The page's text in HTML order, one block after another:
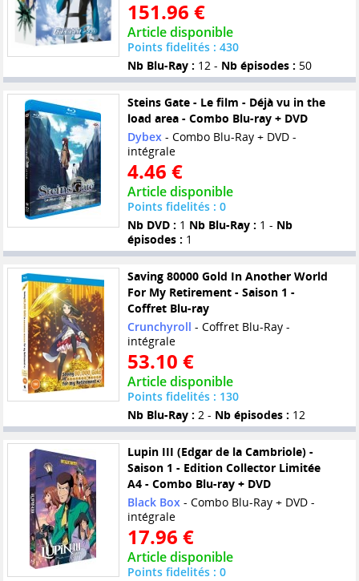
151.96 €
Article disponible
Points fidelités : 430
Nb Blu-Ray : 12 - Nb épisodes : 50
Steins Gate - Le film - Déjà vu in the
load area - Combo Blu-ray + DVD
Dybex- Combo Blu-Ray + DVD -
intégrale
4.46 €
Article disponible
Points fidelités : 0
Nb DVD : 1 Nb Blu-Ray : 1 - Nb
épisodes : 1
Saving 80000 Gold In Another World
For My Retirement - Saison 1 -
Coffret Blu-ray
Crunchyroll - Coffret Blu-Ray -
intégrale
53.10 €
Article disponible
Points fidelités : 130
Nb Blu-Ray : 2 - Nb épisodes : 12
Lupin III (Edgar de la Cambriole) -
Saison 1 - Edition Collector Limitée
A4 - Combo Blu-ray + DVD
Black Box- Combo Blu-Ray + DVD -
intégrale
17.96 €
Article disponible
Points fidelités : 0